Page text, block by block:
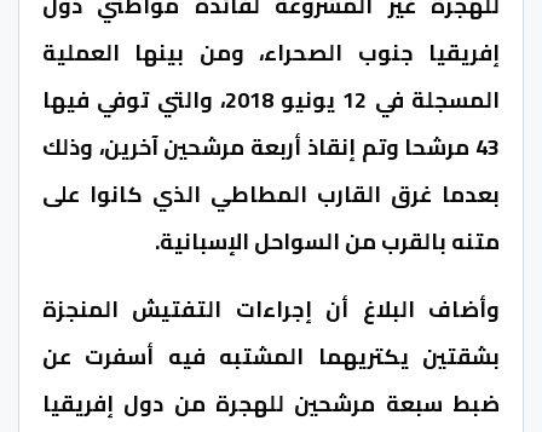
إفريقيا جنوب الصحراء، ومن بينها العملية
المسجلة في 12 يونيو 2018، والتي توفي فيها
43 مرشحا وتم إنقاذ أربعة مرشحين آخرين، وذلك
بعدما غرق القارب المطاطي الذي كانوا على
متنه بالقرب من السواحل الإسبانية.
وأضاف البلاغ أن إجراءات التفتيش المنجزة
بشقتين يكتريهما المشتبه فيه أسفرت عن
ضبط سبعة مرشحين للهجرة من دول إفريقيا